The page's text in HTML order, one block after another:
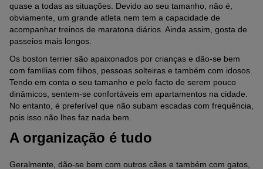
quase a todas as situações. Devido ao seu tamanho, não é,
obviamente, um grande atleta nem tem a capacidade de
acompanhar treinos de maratona diários. Ainda assim, gosta de
passeios mais longos.
Os boston terrier são apaixonados por crianças e dão-se bem
com famílias com filhos, pessoas solteiras e também com idosos.
Tendo em conta o seu tamanho e pelo facto de serem pouco
dinâmicos, sentem-se confortáveis em apartamentos na cidade.
No entanto, é preferível que não subam escadas com frequência,
pois isso não lhes faz nada bem.
A organização é tudo
Geralmente, dão-se bem com outros cães e também com gatos,